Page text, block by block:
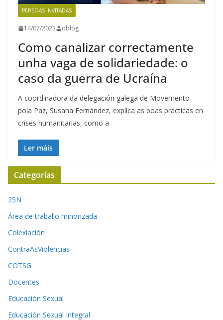
PERSOAS INVITADAS
14/07/2023 oblog
Como canalizar correctamente
unha vaga de solidariedade: o
caso da guerra de Ucraína
A coordinadora da delegación galega de Movemento
pola Paz, Susana Fernández, explica as boas prácticas en
crises humanitarias, como a
Ler máis
Categorías
25N
Área de traballo minorizada
Colexiación
ContraAsViolencias
COTSG
Docentes
Educación Sexual
Educación Sexual Integral